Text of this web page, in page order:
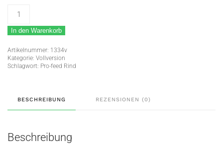
1334
feed
Rind
5.1
Menge
In den Warenkorb
Artikelnummer: 1334v
Kategorie: Vollversion
Schlagwort: Pro-feed Rind
BESCHREIBUNG REZENSIONEN (0)
Beschreibung